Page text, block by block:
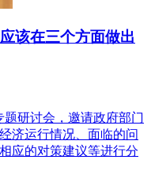
该在三个方面做出
研讨会，邀请政府部门
济运行情况、面临的问
应的对策建议等进行分